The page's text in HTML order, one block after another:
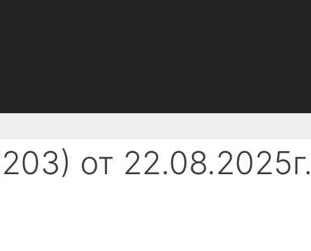
от 22.08.2025г.